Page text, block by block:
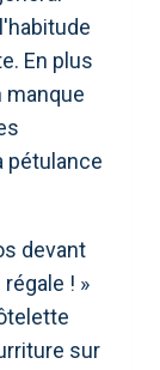
En plus
manque
pétulance
devant
! »
sur